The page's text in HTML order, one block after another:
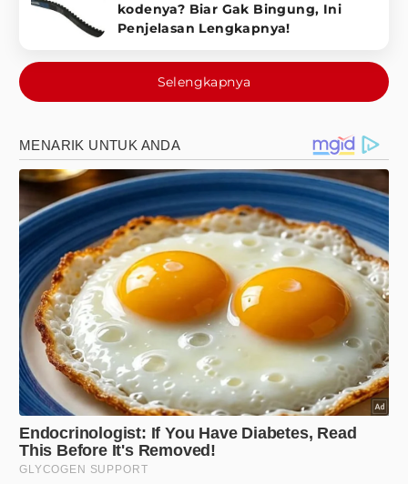
kodenya? Biar Gak Bingung, Ini
Penjelasan Lengkapnya!
Selengkapnya